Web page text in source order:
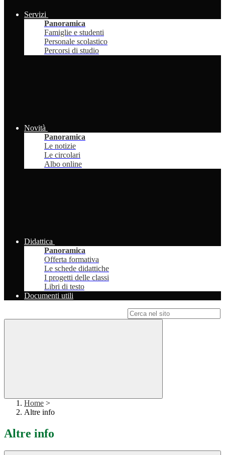
Servizi
Panoramica
Famiglie e studenti
Personale scolastico
Percorsi di studio
Novità
Panoramica
Le notizie
Le circolari
Albo online
Didattica
Panoramica
Offerta formativa
Le schede didattiche
I progetti delle classi
Libri di testo
Documenti utili
Home >
Altre info
Altre info